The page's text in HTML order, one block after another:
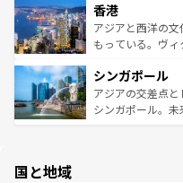
とつ。フォーやバ
ひ現地で味わい
が旅行者を迎え
参照してほしい。
の活気が交差して
帯で自然と触れ
いビーチでリゾ
激する。気候は一
が待っている。
た文化、そして
香港
アジアと西洋の
もっている。ヴ
み、どこを訪れて
ており、効率よ
うな絶景から文
シンガポール
アジアの交差点
シンガポール。
国と地域